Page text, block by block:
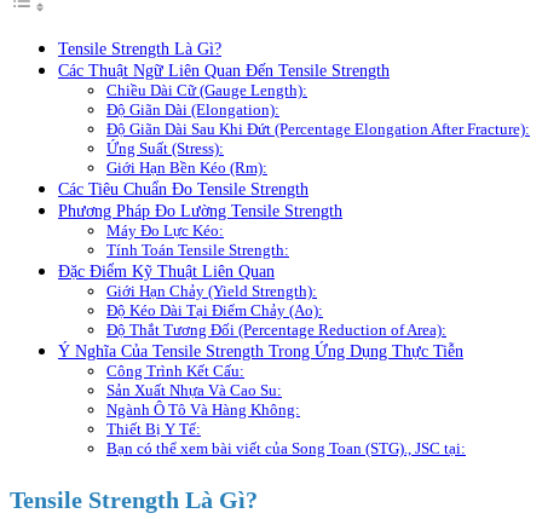
Tensile Strength Là Gì?
Các Thuật Ngữ Liên Quan Đến Tensile Strength
Chiều Dài Cữ (Gauge Length):
Độ Giãn Dài (Elongation):
Độ Giãn Dài Sau Khi Đứt (Percentage Elongation After Fracture):
Ứng Suất (Stress):
Giới Hạn Bền Kéo (Rm):
Các Tiêu Chuẩn Đo Tensile Strength
Phương Pháp Đo Lường Tensile Strength
Máy Đo Lực Kéo:
Tính Toán Tensile Strength:
Đặc Điểm Kỹ Thuật Liên Quan
Giới Hạn Chảy (Yield Strength):
Độ Kéo Dài Tại Điểm Chảy (Ao):
Độ Thắt Tương Đối (Percentage Reduction of Area):
Ý Nghĩa Của Tensile Strength Trong Ứng Dụng Thực Tiễn
Công Trình Kết Cấu:
Sản Xuất Nhựa Và Cao Su:
Ngành Ô Tô Và Hàng Không:
Thiết Bị Y Tế:
Bạn có thể xem bài viết của Song Toan (STG)., JSC tại:
Tensile Strength Là Gì?